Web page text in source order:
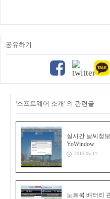
공유하기
'소프트웨어 소개' 의 관련글
실시간 날씨정
YoWindow
2015.05.11
노트북 배터리